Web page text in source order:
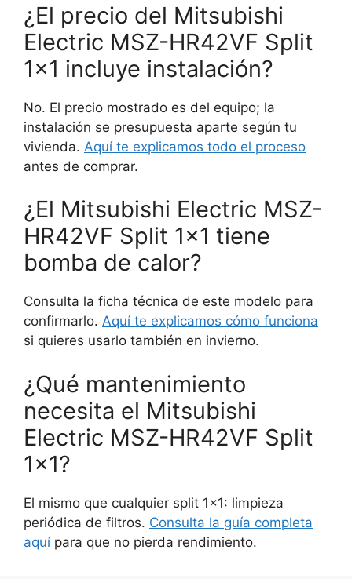
¿El precio del Mitsubishi
Electric MSZ-HR42VF Split
1×1 incluye instalación?
No. El precio mostrado es del equipo; la
instalación se presupuesta aparte según tu
vivienda. Aquí te explicamos todo el proceso
antes de comprar.
¿El Mitsubishi Electric MSZ-
HR42VF Split 1×1 tiene
bomba de calor?
Consulta la ficha técnica de este modelo para
confirmarlo. Aquí te explicamos cómo funciona
si quieres usarlo también en invierno.
¿Qué mantenimiento
necesita el Mitsubishi
Electric MSZ-HR42VF Split
1×1?
El mismo que cualquier split 1×1: limpieza
periódica de filtros. Consulta la guía completa
aquípara que no pierda rendimiento.